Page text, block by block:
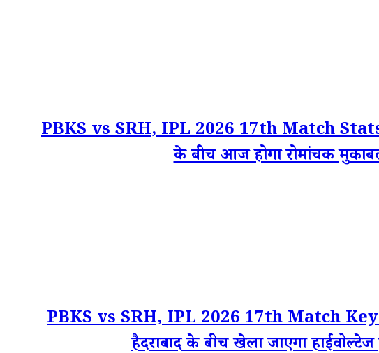
PBKS vs SRH, IPL 2026 17th Match Stats
के बीच आज होगा रोमांचक
PBKS vs SRH, IPL 2026 17th Match Key
हैदराबाद के बीच खेला जाएगा